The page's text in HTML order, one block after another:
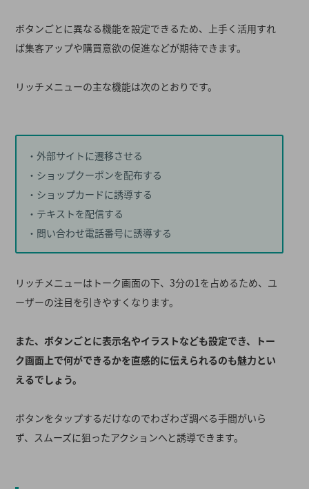
ボタンごとに異なる機能を設定できるため、上手く活用すれ
ば集客アップや購買意欲の促進などが期待できます。
リッチメニューの主な機能は次のとおりです。
・外部サイトに遷移させる
・ショップクーポンを配布する
・ショップカードに誘導する
・テキストを配信する
・問い合わせ電話番号に誘導する
リッチメニューはトーク画面の下、3分の1を占めるため、ユ
ーザーの注目を引きやすくなります。
また、ボタンごとに表示名やイラストなども設定でき、トー
ク画面上で何ができるかを直感的に伝えられるのも魅力とい
えるでしょう。
ボタンをタップするだけなのでわざわざ調べる手間がいら
ず、スムーズに狙ったアクションへと誘導できます。